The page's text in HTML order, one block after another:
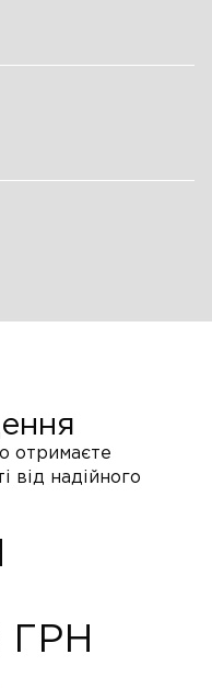
отримаєте
від надійного
ГРН